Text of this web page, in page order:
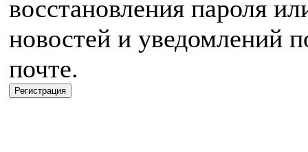
восстановления пароля
новостей и уведомлений
почте.